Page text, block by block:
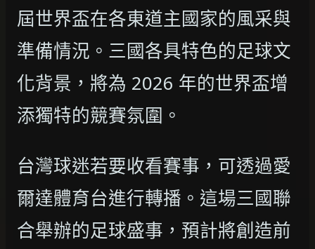
屆世界盃在各東道主國家的風采與
準備情況。三國各具特色的足球文
化背景，將為 2026 年的世界盃增
添獨特的競賽氛圍。
台灣球迷若要收看賽事，可透過愛
爾達體育台進行轉播。這場三國聯
合舉辦的足球盛事，預計將創造前